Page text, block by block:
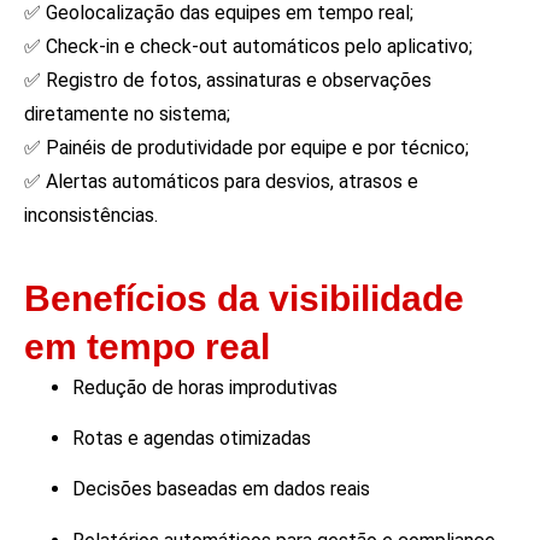
✅ Geolocalização das equipes em tempo real;
✅ Check-in e check-out automáticos pelo aplicativo;
✅ Registro de fotos, assinaturas e observações
diretamente no sistema;
✅ Painéis de produtividade por equipe e por técnico;
✅ Alertas automáticos para desvios, atrasos e
inconsistências.
Benefícios da visibilidade
em tempo real
Redução de horas improdutivas
Rotas e agendas otimizadas
Decisões baseadas em dados reais